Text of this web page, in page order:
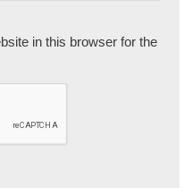
in this browser for the